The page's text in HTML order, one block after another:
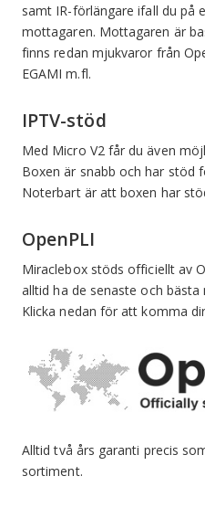
samt IR-förlängare ifall du på
mottagaren. Mottagaren är
finns redan mjukvaror från
EGAMI m.fl.
IPTV-stöd
Med Micro V2 får du även
Boxen är snabb och har stöd
Noterbart är att boxen har
OpenPLI
Miraclebox stöds officiellt av
alltid ha de senaste och
Klicka nedan för att komma
Alltid två års garanti precis
sortiment.